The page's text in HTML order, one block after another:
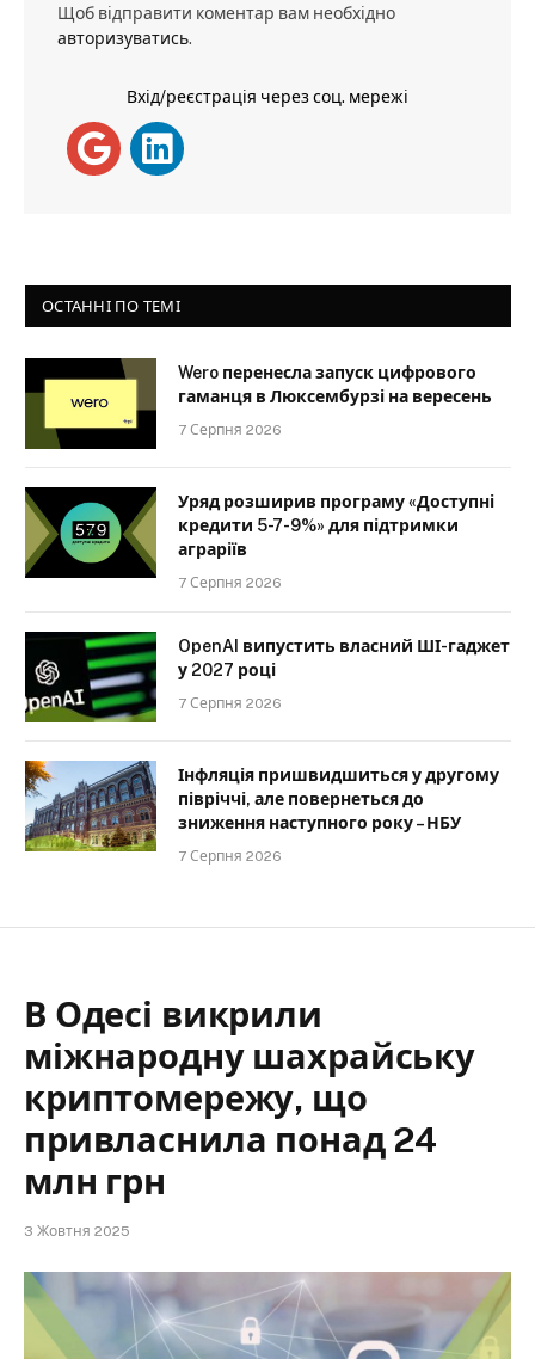
Щоб відправити коментар вам необхідно
авторизуватись.
Вхід/реєстрація через соц. мережі
ОСТАННІ ПО ТЕМІ
Wero перенесла запуск цифрового
гаманця в Люксембурзі на вересень
7 Серпня 2026
Уряд розширив програму «Доступні
кредити 5-7-9%» для підтримки
аграріїв
7 Серпня 2026
OpenAI випустить власний ШІ-гаджет
у 2027 році
7 Серпня 2026
Інфляція пришвидшиться у другому
півріччі, але повернеться до
зниження наступного року – НБУ
7 Серпня 2026
В Одесі викрили
міжнародну шахрайську
криптомережу, що
привласнила понад 24
млн грн
3 Жовтня 2025